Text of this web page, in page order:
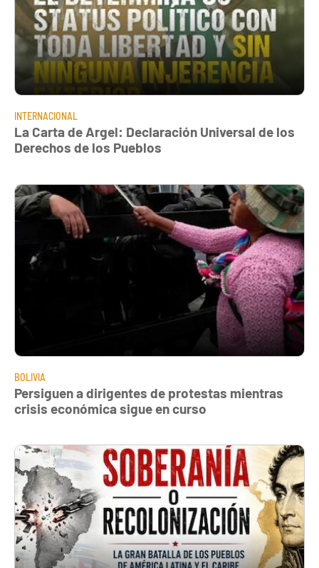
INTERNACIONAL
La Carta de Argel: Declaración Universal de los
Derechos de los Pueblos
BOLIVIA
Persiguen a dirigentes de protestas mientras
crisis económica sigue en curso